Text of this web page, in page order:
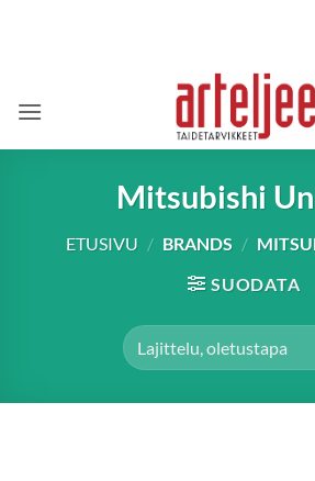
Mitsubishi
ETUSIVU / BRANDS /
SUODATA